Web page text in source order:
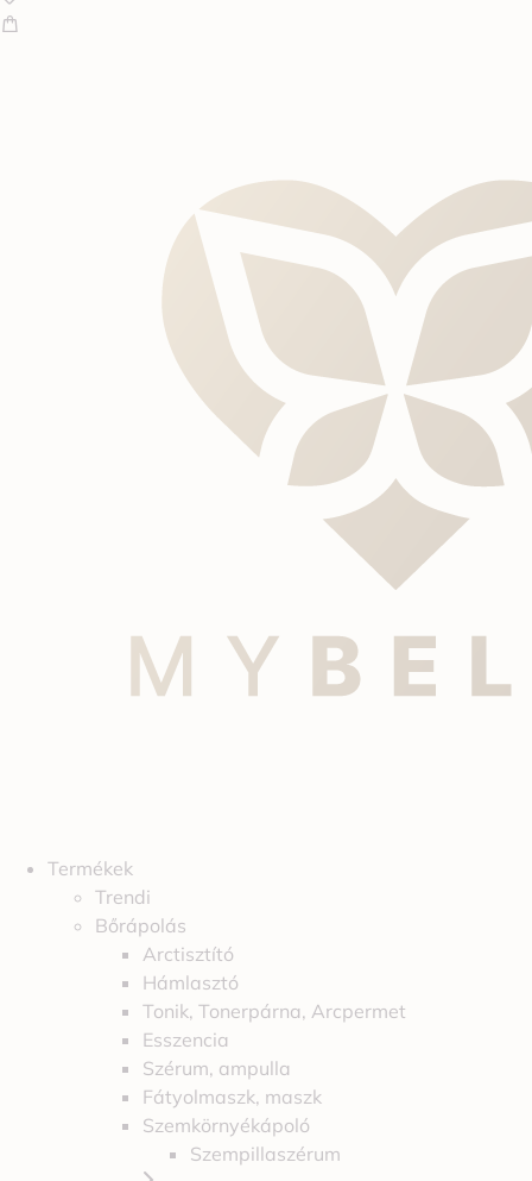
Termékek
Trendi
Bőrápolás
Arctisztító
Hámlasztó
Tonik, Tonerpárna, Arcpermet
Esszencia
Szérum, ampulla
Fátyolmaszk, maszk
Szemkörnyékápoló
Szempillaszérum